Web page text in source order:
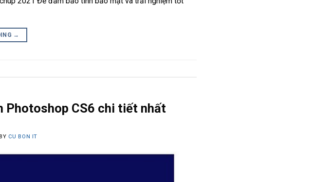
→
Photoshop CS6 chi tiết nhất
CU BON IT